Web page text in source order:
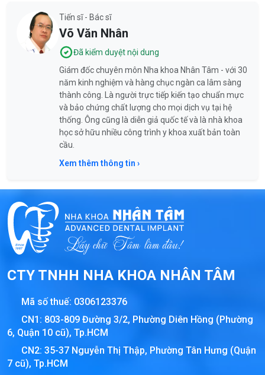
Tiến sĩ - Bác sĩ
Võ Văn Nhân
Đã kiểm duyệt nội dung
Giám đốc chuyên môn Nha khoa Nhân Tâm - với 30
năm kinh nghiệm và hàng chục ngàn ca lâm sàng
thành công. Là người trực tiếp kiến tạo chuẩn mực
và bảo chứng chất lượng cho mọi dịch vụ tại hệ
thống. Ông cũng là diễn giả quốc tế và là nhà khoa
học sở hữu nhiều công trình y khoa xuất bản toàn
cầu.
Xem thêm thông tin ›
CTY TNHH NHA KHOA NHÂN TÂM
Mã số thuế: 0306123376
CN1: 803-809 Đường 3/2, Phường Diên Hồng (Phường
6, Quận 10 cũ), Tp.HCM
CN2: 35-37 Nguyễn Thị Thập, Phường Tân Hưng (Quận
7 cũ), Tp.HCM